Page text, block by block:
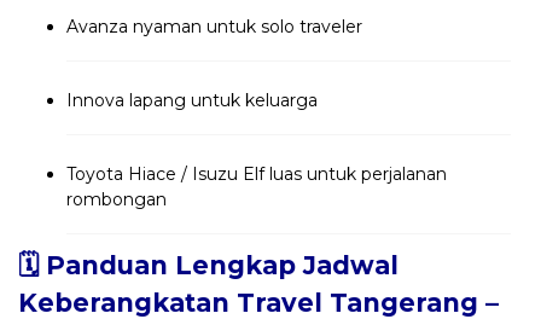
Avanza nyaman untuk solo traveler
Innova lapang untuk keluarga
Toyota Hiace / Isuzu Elf luas untuk perjalanan
rombongan
🗓️ Panduan Lengkap Jadwal
Keberangkatan Travel Tangerang –